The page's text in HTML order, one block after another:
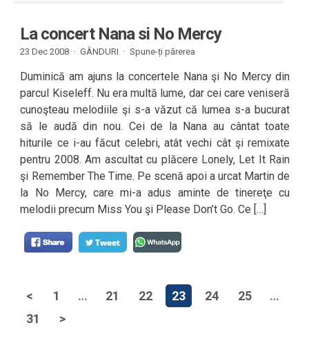
La concert Nana si No Mercy
23 Dec 2008 · GÂNDURI · Spune-ți părerea
Duminică am ajuns la concertele Nana şi No Mercy din
parcul Kiseleff. Nu era multă lume, dar cei care veniseră
cunoşteau melodiile şi s-a văzut că lumea s-a bucurat
să le audă din nou. Cei de la Nana au cântat toate
hiturile ce i-au făcut celebri, atât vechi cât şi remixate
pentru 2008. Am ascultat cu plăcere Lonely, Let It Rain
şi Remember The Time. Pe scenă apoi a urcat Martin de
la No Mercy, care mi-a adus aminte de tinereţe cu
melodii precum Miss You şi Please Don’t Go. Ce […]
< 1 … 21 22 23 24 25
…
31
>